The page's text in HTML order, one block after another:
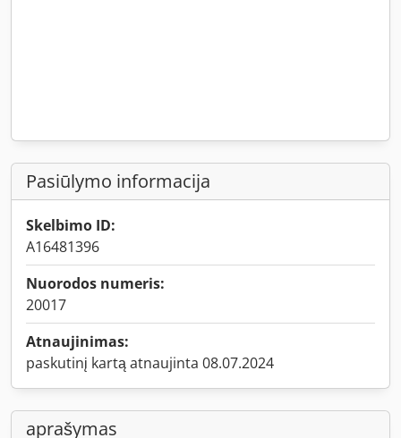
Pasiūlymo informacija
Skelbimo ID:
A16481396
Nuorodos numeris:
20017
Atnaujinimas:
paskutinį kartą atnaujinta 08.07.2024
aprašymas